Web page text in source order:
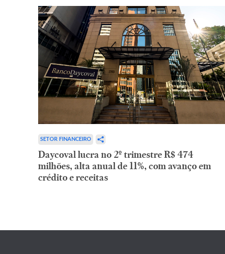
SETOR FINANCEIRO
Daycoval lucra no 2º trimestre R$ 474
milhões, alta anual de 11%, com avanço em
crédito e receitas